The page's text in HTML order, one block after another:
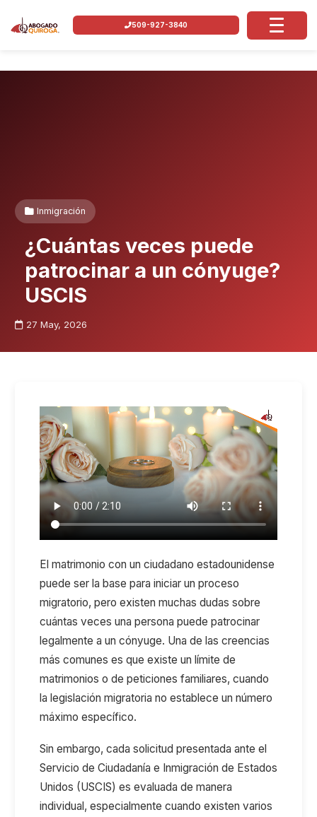
509-927-3840
Inmigración
¿Cuántas veces puede
patrocinar a un cónyuge?
USCIS
27 May, 2026
El matrimonio con un ciudadano estadounidense
puede ser la base para iniciar un proceso
migratorio, pero existen muchas dudas sobre
cuántas veces una persona puede patrocinar
legalmente a un cónyuge. Una de las creencias
más comunes es que existe un límite de
matrimonios o de peticiones familiares, cuando
la legislación migratoria no establece un número
máximo específico.
Sin embargo, cada solicitud presentada ante el
Servicio de Ciudadanía e Inmigración de Estados
Unidos (USCIS) es evaluada de manera
individual, especialmente cuando existen varios